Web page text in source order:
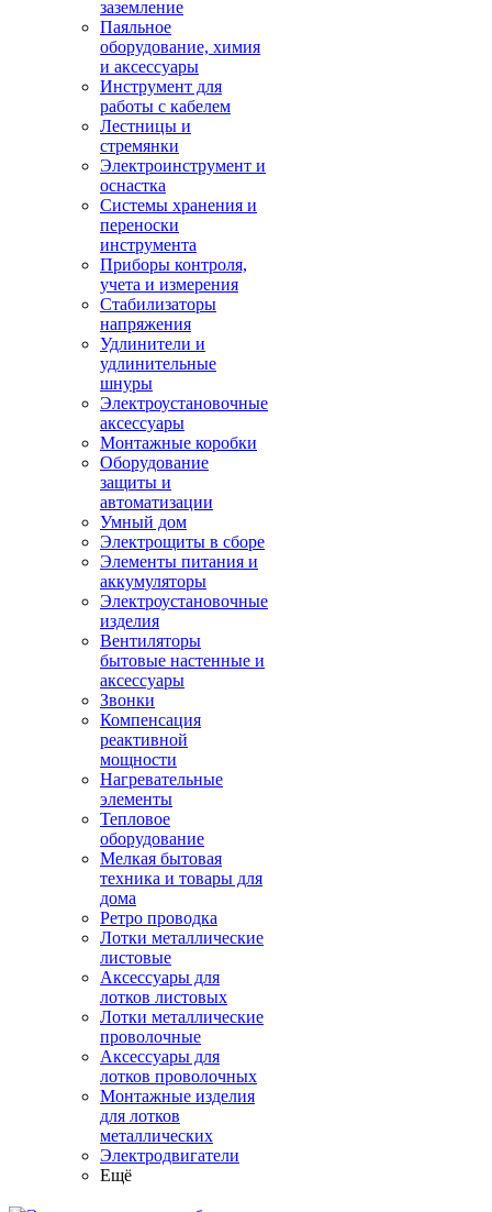
заземление
Паяльное
оборудование, химия
и аксессуары
Инструмент для
работы с кабелем
Лестницы и
стремянки
Электроинструмент и
оснастка
Системы хранения и
переноски
инструмента
Приборы контроля,
учета и измерения
Стабилизаторы
напряжения
Удлинители и
удлинительные
шнуры
Электроустановочные
аксессуары
Монтажные коробки
Оборудование
защиты и
автоматизации
Умный дом
Электрощиты в сборе
Элементы питания и
аккумуляторы
Электроустановочные
изделия
Вентиляторы
бытовые настенные и
аксессуары
Звонки
Компенсация
реактивной
мощности
Нагревательные
элементы
Тепловое
оборудование
Мелкая бытовая
техника и товары для
дома
Ретро проводка
Лотки металлические
листовые
Аксессуары для
лотков листовых
Лотки металлические
проволочные
Аксессуары для
лотков проволочных
Монтажные изделия
для лотков
металлических
Электродвигатели
Ещё